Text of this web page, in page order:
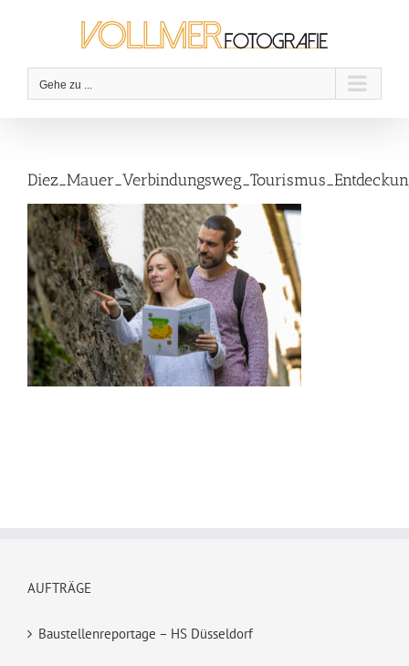
Gehe zu ...
AUFTRÄGE
Baustellenreportage – HS Düsseldorf